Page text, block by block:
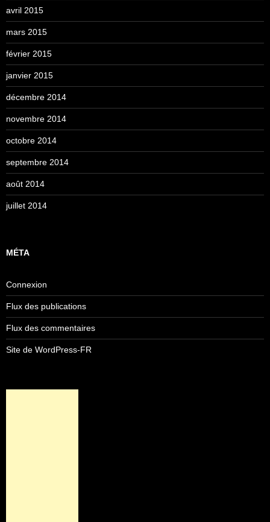
avril 2015
mars 2015
février 2015
janvier 2015
décembre 2014
novembre 2014
octobre 2014
septembre 2014
août 2014
juillet 2014
MÉTA
Connexion
Flux des publications
Flux des commentaires
Site de WordPress-FR